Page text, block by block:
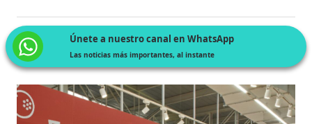
Únete a nuestro canal en WhatsApp
Las noticias más importantes, al instante